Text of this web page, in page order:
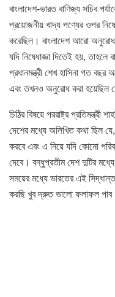
বাংলাদেশ-ভারত বাণিজ্য সচিব
প্রয়োজনীয় খাদ্য পণ্যের ওপর
করেছিল। বাংলাদেশ আরো
যদি নিষেধাজ্ঞা দিতেই হয়,
প্রধানমন্ত্রী শেখ হাসিনা গত
এবং তখনও অনুরোধ করা হয়েছিল
চিঠির বিষয়ে পররাষ্ট্র
দেশের মধ্যে অলিখিত কথা ছিল
করবে এবং এ নিয়ে যদি কোনো
দেবে। বন্ধুপ্রতীম দেশ দুটির
সময়ের মধ্যে ভারতের এই
করছি খুব দ্রুত ভালো ফলাফল